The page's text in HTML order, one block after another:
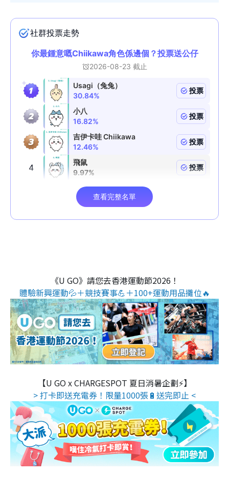
《U GO》請您去香港運動節2026！
體驗新興運動💦＋競技賽事💪＋100+運動用品攤位🔥
【U GO x CHARGESPOT 夏日消暑企劃⚡】
> 打卡即送充電券！限量1000張🔋送完即止 <